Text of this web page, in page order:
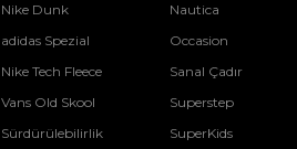
Nike Dunk
adidas Spezial
Nike Tech Fleece
Vans Old Skool
Sürdürülebilirlik
Nautica
Occasion
Sanal Çadır
Superstep
SuperKids